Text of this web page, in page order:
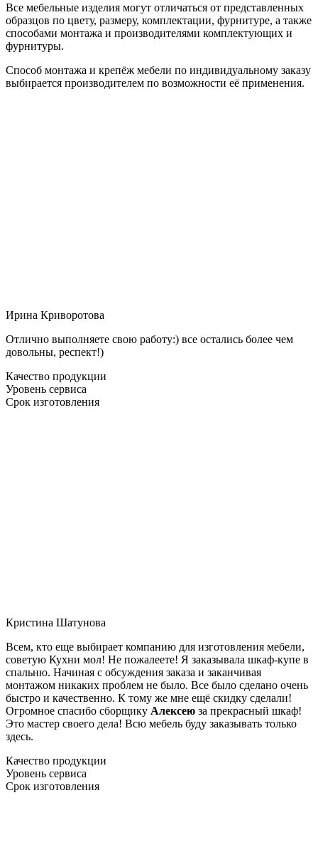
Все мебельные изделия могут отличаться от представленных
образцов по цвету, размеру, комплектации, фурнитуре, а также
способами монтажа и производителями комплектующих и
фурнитуры.
Способ монтажа и крепёж мебели по индивидуальному заказу
выбирается производителем по возможности её применения.
Ирина Криворотова
Отлично выполняете свою работу:) все остались более чем
довольны, респект!)
Качество продукции
Уровень сервиса
Срок изготовления
Кристина Шатунова
Всем, кто еще выбирает компанию для изготовления мебели,
советую Кухни мол! Не пожалеете! Я заказывала шкаф-купе в
спальню. Начиная с обсуждения заказа и заканчивая
монтажом никаких проблем не было. Все было сделано очень
быстро и качественно. К тому же мне ещё скидку сделали!
Огромное спасибо сборщику Алексею за прекрасный шкаф!
Это мастер своего дела! Всю мебель буду заказывать только
здесь.
Качество продукции
Уровень сервиса
Срок изготовления